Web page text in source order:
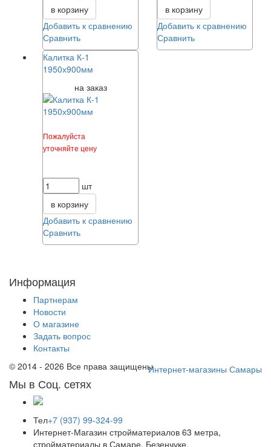
в корзину
Добавить к сравнению
Сравнить
в корзину
Добавить к сравнению
Сравнить
Калитка К-1
1950х900мм
на заказ
Пожалуйста
уточняйте цену
шт
в корзину
Добавить к сравнению
Сравнить
Информация
Партнерам
Новости
О магазине
Задать вопрос
Контакты
© 2014 - 2026 Все права защищеныИнтернет-магазины Самары
Мы в Соц. сетях
Тел+7 (937) 99-324-99
Интернет-Магазин стройматериалов 63 метра,
стройматериалы в Самаре, Безенчуке,